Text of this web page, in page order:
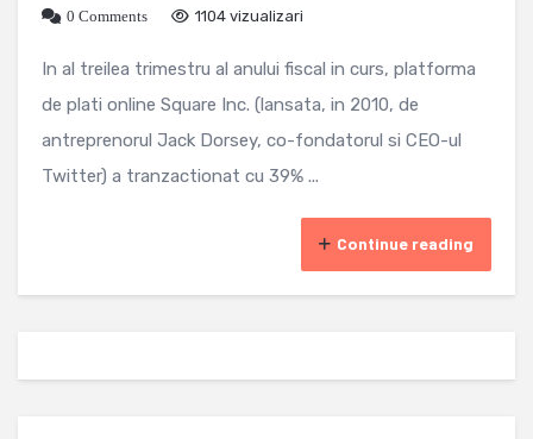
0 Comments
1104 vizualizari
In al treilea trimestru al anului fiscal in curs, platforma
de plati online Square Inc. (lansata, in 2010, de
antreprenorul Jack Dorsey, co-fondatorul si CEO-ul
Twitter) a tranzactionat cu 39% ...
Continue reading